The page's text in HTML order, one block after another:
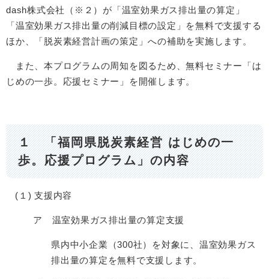
dash株式会社（※２）が「温室効果ガス排出量の算定」
「温室効果ガス排出量の削減目標の設定」を無料で支援する
ほか、「脱炭素経営計画の策定」への補助を実施します。
また、本プログラムの周知を図るため、無料セミナー「は
じめの一歩。応援セミナー」を開催します。
１ 「福岡県脱炭素経営 はじめの一
歩。応援プログラム」の内容
(１) 支援内容
ア 温室効果ガス排出量の算定支援
県内中小企業（300社）を対象に、温室効果ガス
排出量の算定を無料で支援します。